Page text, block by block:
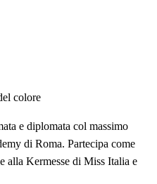
colore
e diplomata col massimo
di Roma. Partecipa come
alla Kermesse di Miss Italia e